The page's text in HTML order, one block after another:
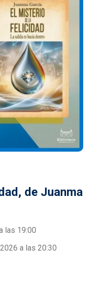
de Juanma
las 19:00
a las 20:30